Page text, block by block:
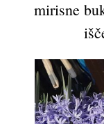
mirisne